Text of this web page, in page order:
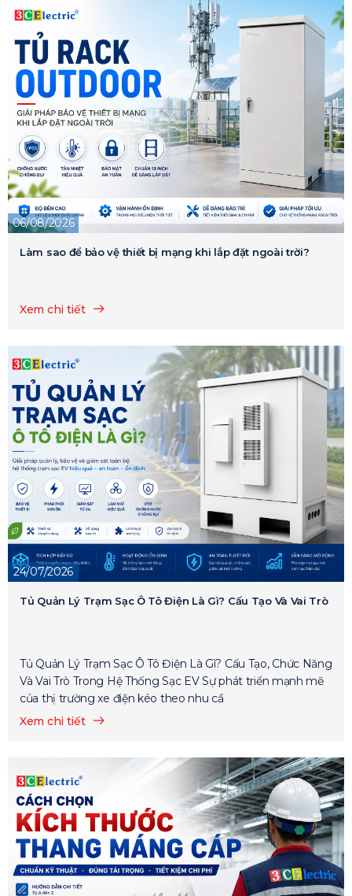
06/08/2026
Làm sao để bảo vệ thiết bị mạng khi lắp đặt ngoài trời?
Xem chi tiết
24/07/2026
Tủ Quản Lý Trạm Sạc Ô Tô Điện Là Gì? Cấu Tạo Và Vai Trò
Tủ Quản Lý Trạm Sạc Ô Tô Điện Là Gì? Cấu Tạo, Chức Năng
Và Vai Trò Trong Hệ Thống Sạc EV Sự phát triển mạnh mẽ
của thị trường xe điện kéo theo nhu cầ
Xem chi tiết